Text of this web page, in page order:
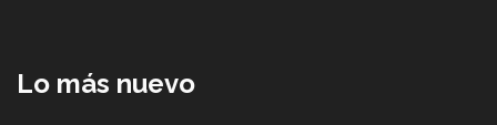
Lo más nuevo